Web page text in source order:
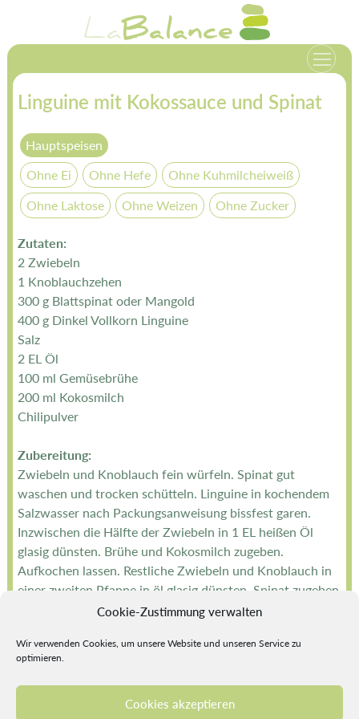
Cookie-Zustimmung verwalten
Wir verwenden Cookies, um unsere Website und unseren Service zu
optimieren.
Cookies akzeptieren
springen
LaBalance
Linguine mit Kokossauce und Spinat
Hauptspeisen
Ohne Ei
Ohne Hefe
Ohne Kuhmilcheiweiß
Ohne Laktose
Ohne Weizen Ohne Zucker
Zutaten:
2 Zwiebeln
1 Knoblauchzehen
300 g Blattspinat oder Mangold
400 g Dinkel Vollkorn Linguine
Salz
2 EL Öl
100 ml Gemüsebrühe
200 ml Kokosmilch
Chilipulver
Zubereitung:
Zwiebeln und Knoblauch fein würfeln. Spinat gut
waschen und trocken schütteln. Linguine in kochendem
Salzwasser nach Packungsanweisung bissfest garen.
Inzwischen die Hälfte der Zwiebeln in 1 EL heißen Öl
glasig dünsten. Brühe und Kokosmilch zugeben.
Aufkochen lassen. Restliche Zwiebeln und Knoblauch in
einer zweiten Pfanne in öl glasig dünsten. Spinat zugeben
und zusammenfallen lassen und in die Soße geben. Mit
mit der Soße mischen. Sofort servieren.